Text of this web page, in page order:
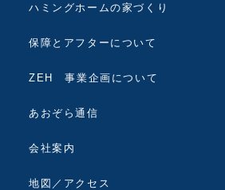
ハミングホームの家づくり
保障とアフターについて
ZEH 事業企画について
あおぞら通信
会社案内
地図／アクセス